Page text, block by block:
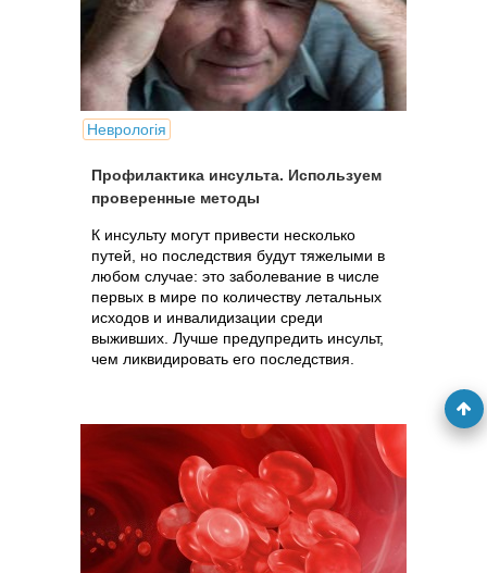
Неврологія
Профилактика инсульта. Используем
проверенные методы
К инсульту могут привести несколько
путей, но последствия будут тяжелыми в
любом случае: это заболевание в числе
первых в мире по количеству летальных
исходов и инвалидизации среди
выживших. Лучше предупредить инсульт,
чем ликвидировать его последствия.